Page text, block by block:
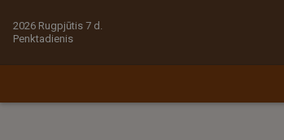
2026 Rugpjūtis 7 d.
Penktadienis